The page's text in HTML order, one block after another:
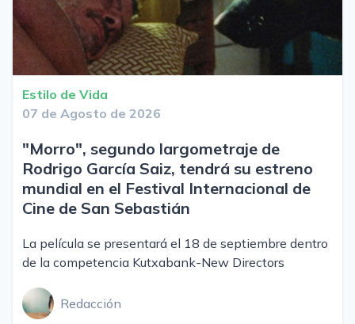
Estilo de Vida
07 de Agosto de 2026
"Morro", segundo largometraje de
Rodrigo García Saiz, tendrá su estreno
mundial en el Festival Internacional de
Cine de San Sebastián
La película se presentará el 18 de septiembre dentro
de la competencia Kutxabank-New Directors
Redacción